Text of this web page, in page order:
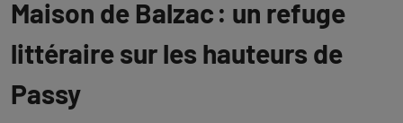
Maison de Balzac : un refuge
littéraire sur les hauteurs de
Passy